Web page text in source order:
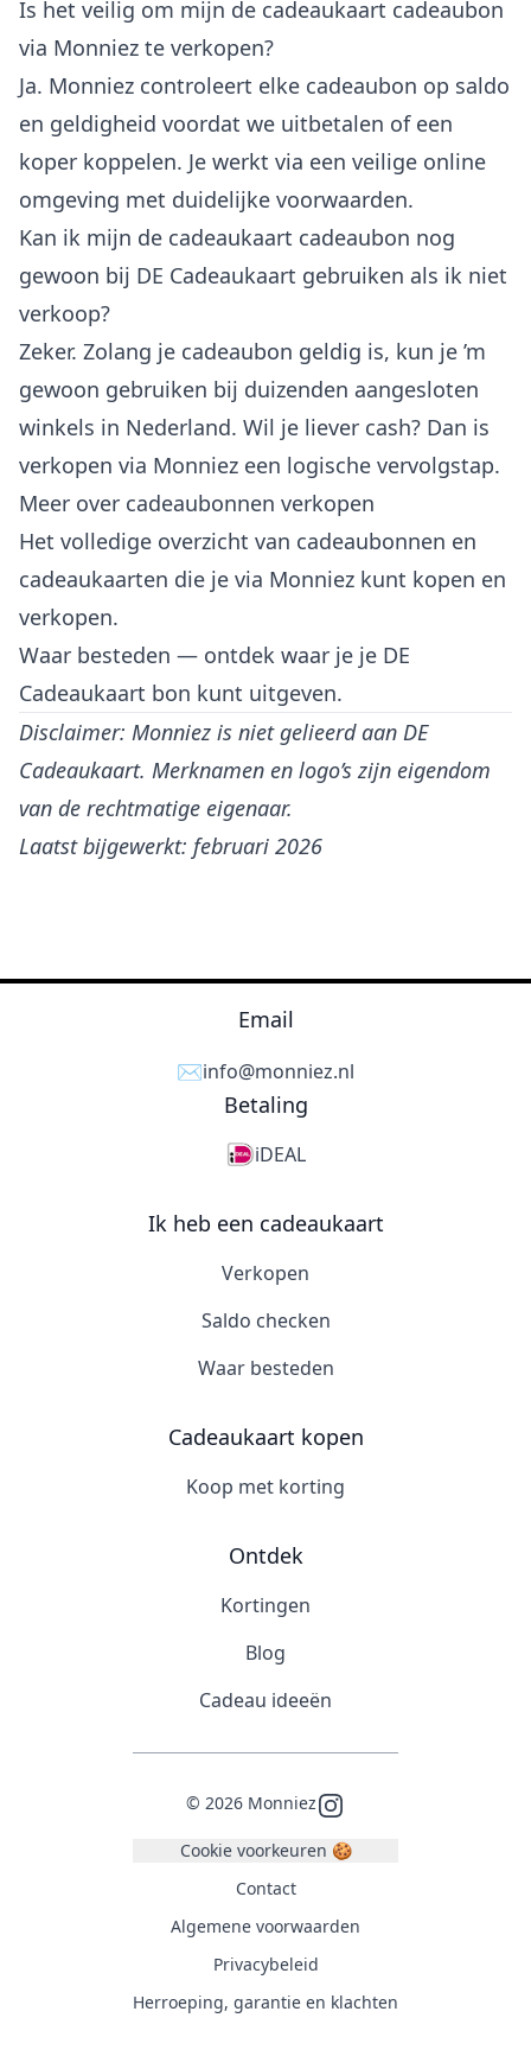
Is het veilig om mijn de cadeaukaart cadeaubon
via Monniez te verkopen?
Ja. Monniez controleert elke cadeaubon op saldo
en geldigheid voordat we uitbetalen of een
koper koppelen. Je werkt via een veilige online
omgeving met duidelijke voorwaarden.
Kan ik mijn de cadeaukaart cadeaubon nog
gewoon bij DE Cadeaukaart gebruiken als ik niet
verkoop?
Zeker. Zolang je cadeaubon geldig is, kun je ’m
gewoon gebruiken bij duizenden aangesloten
winkels in Nederland. Wil je liever cash? Dan is
verkopen via Monniez een logische vervolgstap.
Meer over cadeaubonnen verkopen
Het volledige overzicht van cadeaubonnen en
cadeaukaarten die je via Monniez kunt kopen en
verkopen.
Waar besteden — ontdek waar je je DE
Cadeaukaart bon kunt uitgeven.
Disclaimer: Monniez is niet gelieerd aan DE
Cadeaukaart. Merknamen en logo’s zijn eigendom
van de rechtmatige eigenaar.
Laatst bijgewerkt: februari 2026
Email
✉️info@monniez.nl
Betaling
iDEAL
Ik heb een cadeaukaart
Verkopen
Saldo checken
Waar besteden
Cadeaukaart kopen
Koop met korting
Ontdek
Kortingen
Blog
Cadeau ideeën
© 2026 MonniezInstagram
Cookie voorkeuren 🍪
Contact
Algemene voorwaarden
Privacybeleid
Herroeping, garantie en klachten